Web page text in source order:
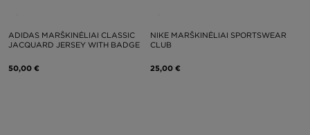
ADIDAS MARŠKINĖLIAI CLASSIC
JACQUARD JERSEY WITH BADGE
50,00 €
NIKE MARŠKINĖLIAI SPORTSWEAR
CLUB
25,00 €